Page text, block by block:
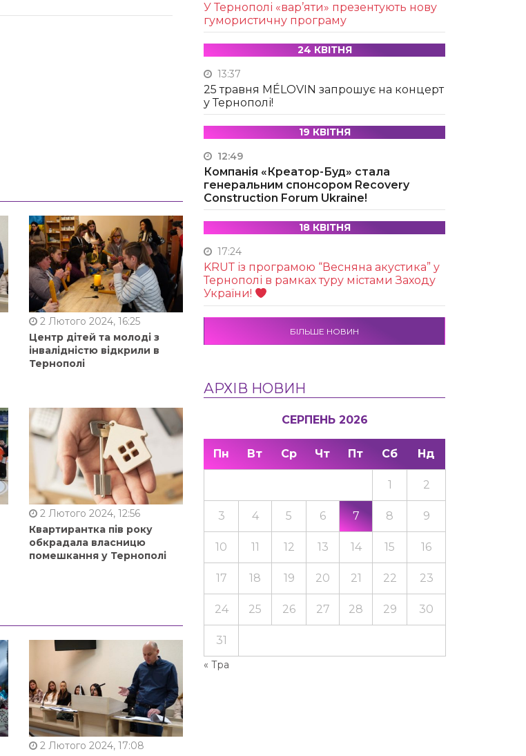
2 Лютого 2024, 16:25
Центр дітей та молоді з
інвалідністю відкрили в
Тернополі
2 Лютого 2024, 12:56
Квартирантка пів року
обкрадала власницю
помешкання у Тернополі
2 Лютого 2024, 17:08
У Тернополі «вар’яти» презентують нову
гумористичну програму
24 КВІТНЯ
13:37
25 травня MÉLOVIN запрошує на концерт
у Тернополі!
19 КВІТНЯ
12:49
Компанія «Креатор-Буд» стала
генеральним спонсором Recovery
Construction Forum Ukraine!
18 КВІТНЯ
17:24
KRUТ із програмою “Весняна акустика” у
Тернополі в рамках туру містами Заходу
України!
БІЛЬШЕ НОВИН
АРХІВ НОВИН
СЕРПЕНЬ 2026
Пн Вт Ср Чт Пт Сб Нд
« Тра
1 2
3 4 5 6 7 8 9
10 11 12 13 14 15 16
17 18 19 20 21 22 23
24 25 26 27 28 29 30
31